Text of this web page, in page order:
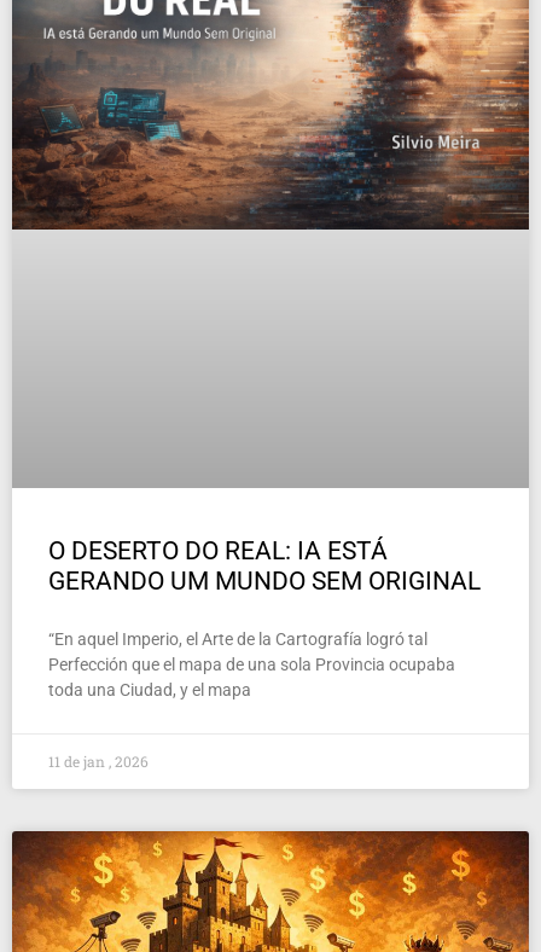
O DESERTO DO REAL: IA ESTÁ
GERANDO UM MUNDO SEM ORIGINAL
“En aquel Imperio, el Arte de la Cartografía logró tal
Perfección que el mapa de una sola Provincia ocupaba
toda una Ciudad, y el mapa
11 de jan , 2026